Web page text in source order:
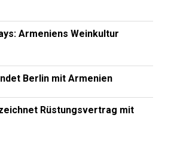
Armeniens Weinkultur
Berlin mit Armenien
Rüstungsvertrag mit